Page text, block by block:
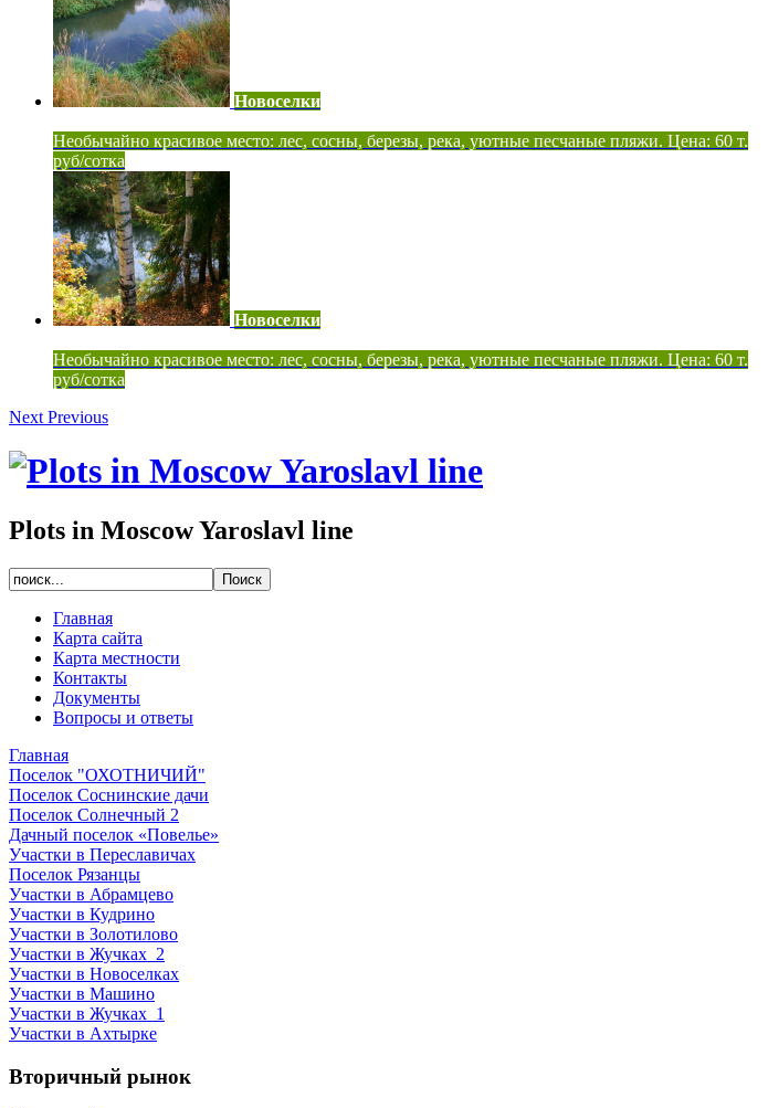
Новоселки
Необычайно красивое место: лес, сосны, березы, река, уютные песчаные пляжи. Цена: 60 т.
руб/сотка
Новоселки
Необычайно красивое место: лес, сосны, березы, река, уютные песчаные пляжи. Цена: 60 т.
руб/сотка
Next Previous
Plots in Moscow Yaroslavl line
Главная
Карта сайта
Карта местности
Контакты
Документы
Вопросы и ответы
Главная
Поселок "ОХОТНИЧИЙ"
Поселок Соснинские дачи
Поселок Солнечный 2
Дачный поселок «Повелье»
Участки в Переславичах
Поселок Рязанцы
Участки в Абрамцево
Участки в Кудрино
Участки в Золотилово
Участки в Жучках_2
Участки в Новоселках
Участки в Машино
Участки в Жучках_1
Участки в Ахтырке
Вторичный рынок